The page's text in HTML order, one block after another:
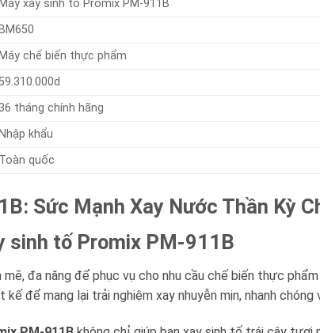
Máy xay sinh tố Promix PM-911B
BM650
Máy chế biến thực phẩm
36 tháng chính hãng
Nhập khẩu
Toàn quốc
Sức Mạnh Xay Nước Thần Kỳ
sinh tố Promix PM-911B
đa năng để phục vụ cho nhu cầu chế biến thực
để mang lại trải nghiệm xay nhuyễn mịn, nhanh chóng